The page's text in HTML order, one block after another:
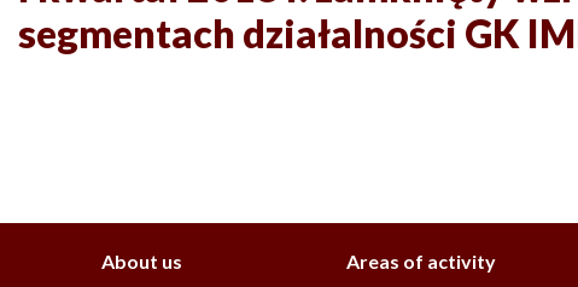
segmentach działalności GK
About us Areas of activity